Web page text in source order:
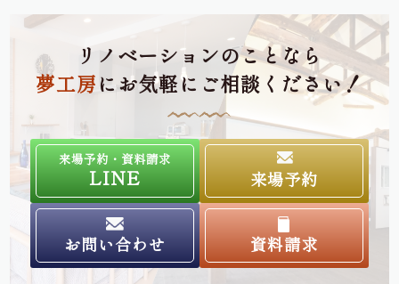
リノベーションのことなら
夢工房にお気軽にご相談ください！
来場予約・資料請求
LINE 来場予約
お問い合わせ 資料請求